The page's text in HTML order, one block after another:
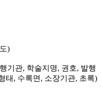
)
기관, 학술지명, 권호, 발행
태, 수록면, 소장기관, 초록)